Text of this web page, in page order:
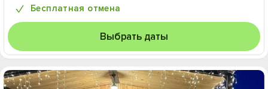
Бесплатная отмена
Выбрать даты